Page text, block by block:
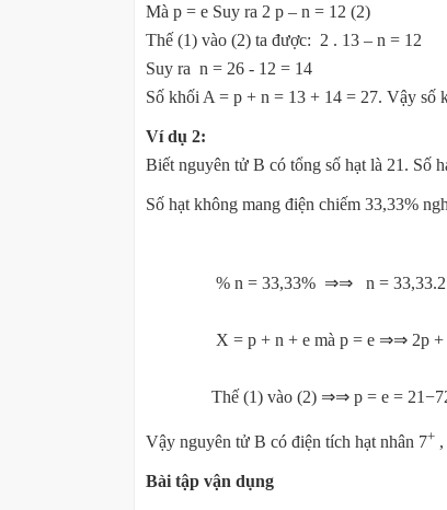
Mà p = e Suy ra 2 p – n = 12 (2)
Thế (1) vào (2) ta được: 2 . 13 – n = 12
Suy ra n = 26 - 12 = 14
Số khối A = p + n = 13 + 14 = 27. Vậy số
Ví dụ 2:
Biết nguyên tử B có tổng số hạt là 21. Số
Số hạt không mang điện chiếm 33,33%
% n = 33,33% ⇒⇒ n =
X = p + n + e mà p = e ⇒⇒ 2p + n
Thế (1) vào (2) ⇒⇒ p = e =
Vậy nguyên tử B có điện tích hạt nhân 7+
Bài tập vận dụng